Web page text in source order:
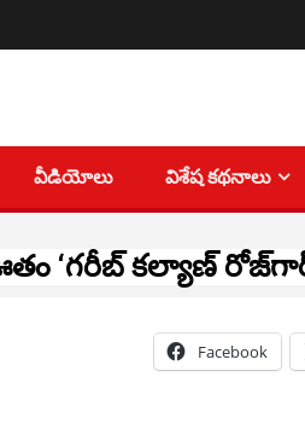
వీడియోలు విశేష కథనాలు
‘‌‌గ‌రీబ్ కల్యాణ్
Facebook